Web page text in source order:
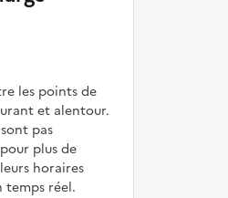
les points de
et alentour.
pas
plus de
horaires
temps réel.